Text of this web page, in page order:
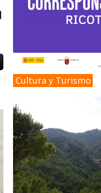
Cultura y Turismo